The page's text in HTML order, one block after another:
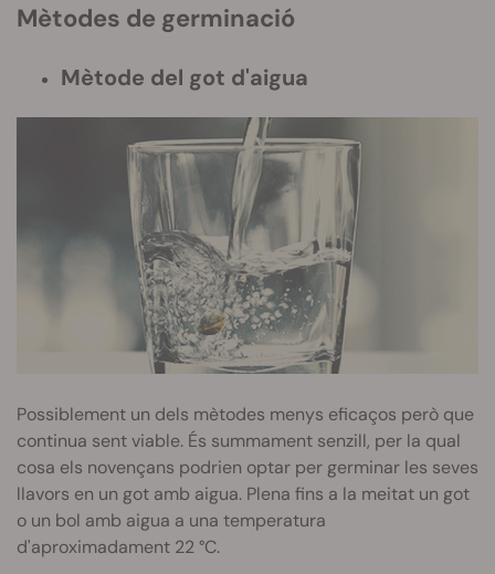
Mètodes de germinació
Mètode del got d'aigua
Possiblement un dels mètodes menys eficaços però que
continua sent viable. És summament senzill, per la qual
cosa els novençans podrien optar per germinar les seves
llavors en un got amb aigua. Plena fins a la meitat un got
o un bol amb aigua a una temperatura
d'aproximadament 22 °C.